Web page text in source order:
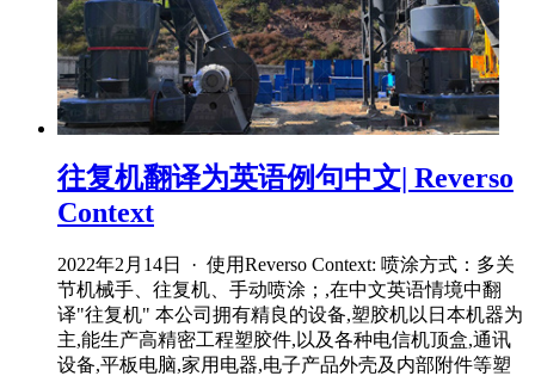
往复机翻译为英语例句中文| Reverso
Context
2022年2月14日 · 使用Reverso Context: 喷涂方式：多关
节机械手、往复机、手动喷涂；,在中文英语情境中翻
译"往复机" 本公司拥有精良的设备,塑胶机以日本机器为
主,能生产高精密工程塑胶件,以及各种电信机顶盒,通讯
设备,平板电脑,家用电器,电子产品外壳及内部附件等塑